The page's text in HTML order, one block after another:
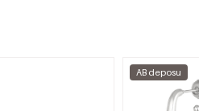
AB deposu